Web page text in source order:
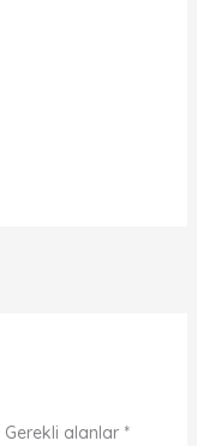
Gerekli alanlar *